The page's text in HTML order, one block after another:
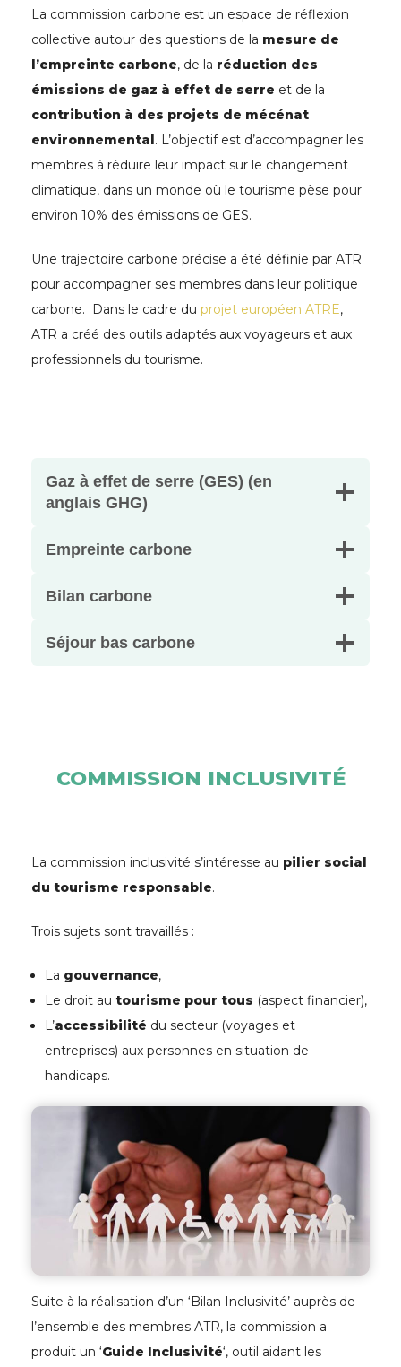
La commission carbone est un espace de réflexion
collective autour des questions de la mesure de
l’empreinte carbone, de la réduction des
émissions de gaz à effet de serre et de la
contribution à des projets de mécénat
environnemental. L’objectif est d’accompagner les
membres à réduire leur impact sur le changement
climatique, dans un monde où le tourisme pèse pour
environ 10% des émissions de GES.
Une trajectoire carbone précise a été définie par ATR
pour accompagner ses membres dans leur politique
carbone. Dans le cadre du projet européen ATRE,
ATR a créé des outils adaptés aux voyageurs et aux
professionnels du tourisme.
Gaz à effet de serre (GES) (en
anglais GHG)
Empreinte carbone
Bilan carbone
Séjour bas carbone
COMMISSION INCLUSIVITÉ
La commission inclusivité s’intéresse au pilier social
du tourisme responsable.
Trois sujets sont travaillés :
La gouvernance,
Le droit au tourisme pour tous (aspect financier),
L’accessibilité du secteur (voyages et
entreprises) aux personnes en situation de
handicaps.
Suite à la réalisation d’un ‘Bilan Inclusivité’ auprès de
l’ensemble des membres ATR, la commission a
produit un ‘Guide Inclusivité‘, outil aidant les